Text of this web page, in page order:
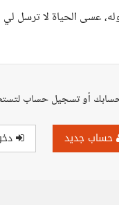
عسى الحياة لا ترسل لي
أو تسجيل حساب
حساب جديد